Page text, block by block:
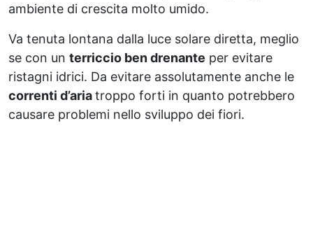
ambiente di crescita molto umido.
Va tenuta lontana dalla luce solare diretta, meglio
se con un terriccio ben drenante per evitare
ristagni idrici. Da evitare assolutamente anche le
correnti d’ariatroppo forti in quanto potrebbero
causare problemi nello sviluppo dei fiori.